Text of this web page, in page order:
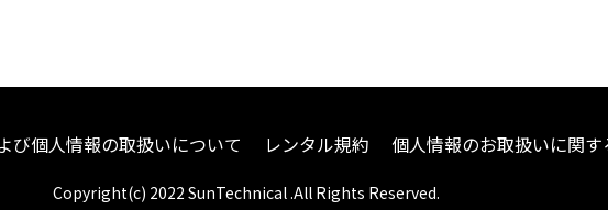
び個人情報の取扱いについて レンタル規約 個人情報のお取扱いに関
Copyright(c) 2022 SunTechnical .All Rights Reserved.